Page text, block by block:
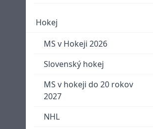
Hokej
MS v Hokeji 2026
Slovenský hokej
MS v hokeji do 20 rokov
2027
NHL